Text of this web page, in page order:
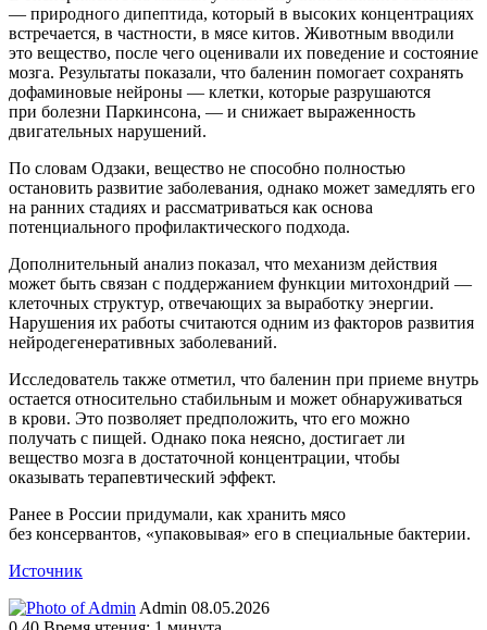
— природного дипептида, который в высоких концентрациях
встречается, в частности, в мясе китов. Животным вводили
это вещество, после чего оценивали их поведение и состояние
мозга. Результаты показали, что баленин помогает сохранять
дофаминовые нейроны — клетки, которые разрушаются
при болезни Паркинсона, — и снижает выраженность
двигательных нарушений.
По словам Одзаки, вещество не способно полностью
остановить развитие заболевания, однако может замедлять его
на ранних стадиях и рассматриваться как основа
потенциального профилактического подхода.
Дополнительный анализ показал, что механизм действия
может быть связан с поддержанием функции митохондрий —
клеточных структур, отвечающих за выработку энергии.
Нарушения их работы считаются одним из факторов развития
нейродегенеративных заболеваний.
Исследователь также отметил, что баленин при приеме внутрь
остается относительно стабильным и может обнаруживаться
в крови. Это позволяет предположить, что его можно
получать с пищей. Однако пока неясно, достигает ли
вещество мозга в достаточной концентрации, чтобы
оказывать терапевтический эффект.
Ранее в России придумали, как хранить мясо
без консервантов, «упаковывая» его в специальные бактерии.
Источник
Admin Send
an
08.05.2026